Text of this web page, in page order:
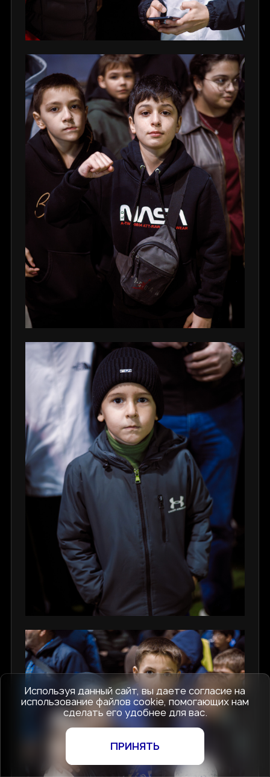
Используя данный сайт, вы даете согласие на
использование файлов cookie, помогающих нам
сделать его удобнее для вас.
ПРИНЯТЬ